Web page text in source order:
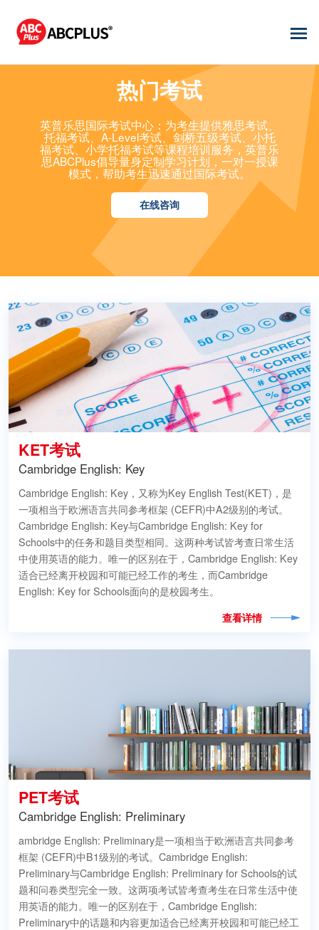
热门考试
英普乐思国际考试中心：为考生提供雅思考试、
托福考试、A-Level考试、剑桥五级考试、小托
福考试、小学托福考试等课程培训服务，英普乐
思ABCPlus倡导量身定制学习计划，一对一授课
模式，帮助考生迅速通过国际考试。
在线咨询
KET考试
Cambridge English: Key
Cambridge English: Key，又称为Key English Test(KET)，是
一项相当于欧洲语言共同参考框架 (CEFR)中A2级别的考试。
Cambridge English: Key与Cambridge English: Key for
Schools中的任务和题目类型相同。这两种考试皆考查日常生活
中使用英语的能力。唯一的区别在于，Cambridge English: Key
适合已经离开校园和可能已经工作的考生，而Cambridge
English: Key for Schools面向的是校园考生。
查看详情
PET考试
Cambridge English: Preliminary
ambridge English: Preliminary是一项相当于欧洲语言共同参考
框架 (CEFR)中B1级别的考试。Cambridge English:
Preliminary与Cambridge English: Preliminary for Schools的试
题和问卷类型完全一致。这两项考试皆考查考生在日常生活中使
用英语的能力。唯一的区别在于，Cambridge English:
Preliminary中的话题和内容更加适合已经离开校园和可能已经工